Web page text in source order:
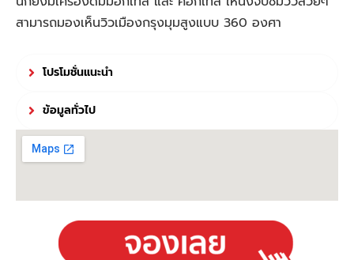
สามารถมองเห็นวิวเมืองกรุงมุมสูงแบบ 360 องศา
โปรโมชั่นแนะนำ
ข้อมูลทั่วไป